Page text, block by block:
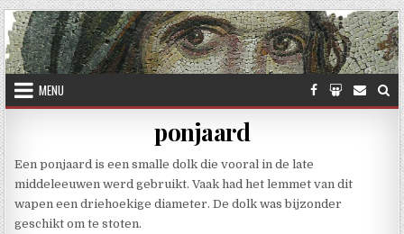
Skip to content
MENU
ponjaard
Een ponjaard is een smalle dolk die vooral in de late
middeleeuwen werd gebruikt. Vaak had het lemmet van dit
wapen een driehoekige diameter. De dolk was bijzonder
geschikt om te stoten.